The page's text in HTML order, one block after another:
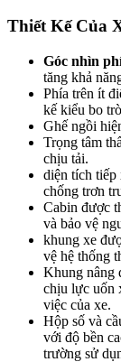
Thiết Kế Của
Góc nhìn
tăng khả
Phía trên ít
kế kiểu bo
Ghế ngồi
Trọng tâm
chịu tải.
diện tích tiếp
chống trơn
Cabin được
và bảo vệ
khung xe
vệ hệ thống
Khung nâng
chịu lực uốn
việc của xe.
Hộp số và
với độ bền
trường sử